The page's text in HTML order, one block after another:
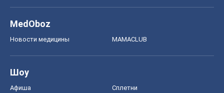
MedOboz
Новости медицины MAMACLUB
Шоу
Афиша Сплетни